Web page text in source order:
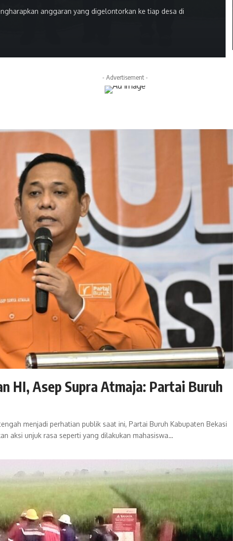
anggaran yang digelontorkan ke tiap desa di
- Advertisement -
HI, Asep Supra Atmaja: Partai Buruh
menjadi perhatian publik saat ini, Partai Buruh Kabupaten Bekasi
aksi unjuk rasa seperti yang dilakukan mahasiswa…